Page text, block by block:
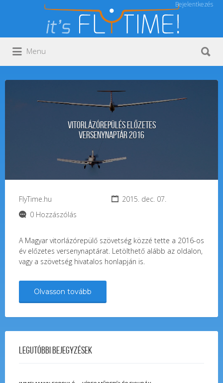
Bejelentkezés
Keresés:
Menu
Vitorlázórepülés ELŐZETES
VERSENYNAPTÁR 2016
FlyTime.hu
2015. dec. 07.
0 Hozzászólás
A Magyar vitorlázórepülő szövetség közzé tette a 2016-os
év előzetes versenynaptárat. Letölthető alább az oldalon,
vagy a szövetség hivatalos honlapján is.
Olvasson tovább
Legutóbbi bejegyzések